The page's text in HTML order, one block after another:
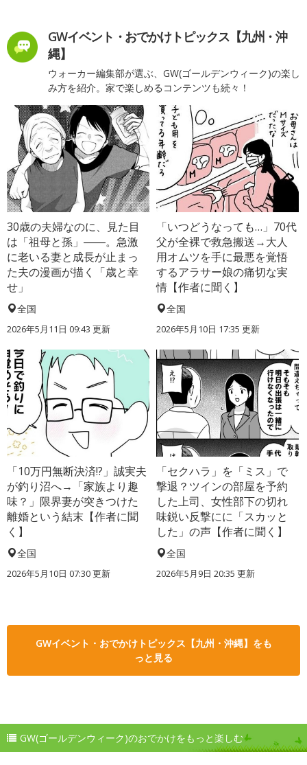
GWイベント・おでかけトピックス【九州・沖
縄】
ウォーカー編集部が選ぶ、GW(ゴールデンウィーク)の楽し
み方を紹介。家で楽しめるコンテンツも続々！
30歳の夫婦なのに、見た目
は「祖母と孫」――。急激
に老いる妻と成長が止まっ
た夫の漫画が描く「歳と幸
せ」
全国
2026年5月11日 09:43 更新
「いつどうなっても…」70代
父が全裸で救急搬送→大人
用オムツを手に最悪を覚悟
するアラサー娘の痛切な実
情【作者に聞く】
全国
2026年5月10日 17:35 更新
「10万円無断決済!?」誠実夫
が釣り沼へ→「家族より趣
味？」限界妻が突きつけた
離婚という結末【作者に聞
く】
全国
2026年5月10日 07:30 更新
「セクハラ」を「ミス」で
撃退？ツインの部屋を予約
した上司、女性部下の切れ
味鋭い反撃にに「スカッと
した」の声【作者に聞く】
全国
2026年5月9日 20:35 更新
GWイベント・おでかけトピックス【九州・沖縄】をも
っと見る
GW(ゴールデンウィーク)のおでかけをもっと楽しむ